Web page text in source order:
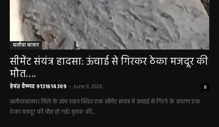
बलौदा बाजार
सीमेंट संयंत्र हादसा: ऊंचाई से गिरकर ठेका मजदूर की
मौत….
हेमंत वैष्णव 9131614309 - June 9, 2026 0
बलौदाबाजार। जिले के ग्राम रवान स्थित एक सीमेंट संयंत्र में ऊंचाई से गिरने के कारण एक
ठेका मजदूर की मौत हो गई। मृतक की...